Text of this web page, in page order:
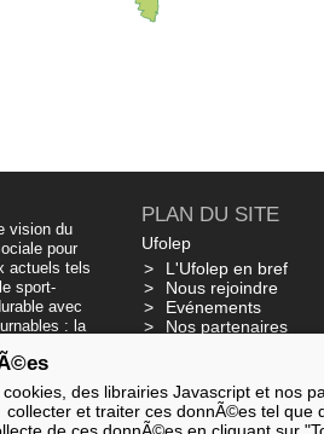
vision du
pour
actuels tels
sport-
avec
: la
PLAN DU SITE
Ufolep
L'Ufolep en bref
Nous rejoindre
Evénements
Nos partenaires
des librairies Javascript et nos
et traiter ces donnÃ©es tel que